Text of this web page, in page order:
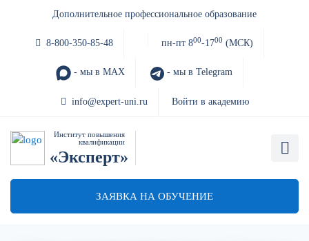
Дополнительное профессиональное образование
8-800-350-85-48 пн-пт 800-1700 (МСК)
- мы в MAX - мы в Telegram
info@expert-uni.ru Войти в академию
Институт повышения
квалификации
«Эксперт»
ЗАЯВКА НА ОБУЧЕНИЕ